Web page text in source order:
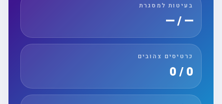
בעיטות למסגרת
— / —
כרטיסים צהובים